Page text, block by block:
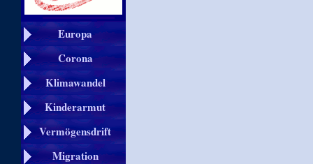
Europa
Corona
Klimawandel
Kinderarmut
Vermögensdrift
Migration